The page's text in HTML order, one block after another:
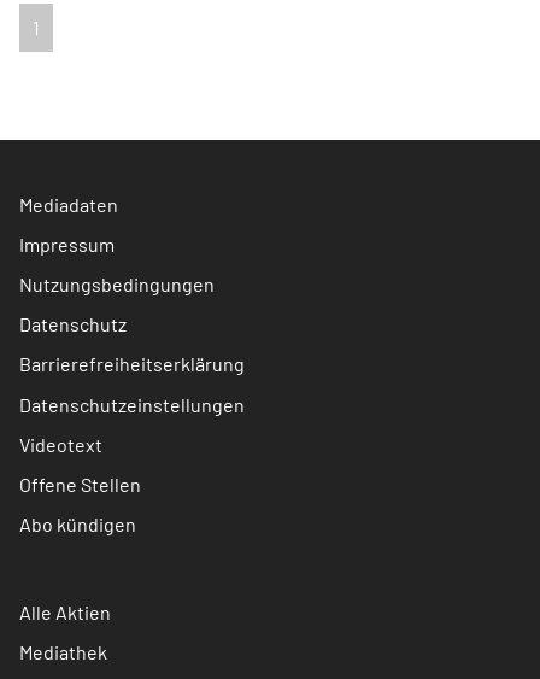
1
Mediadaten
Impressum
Nutzungsbedingungen
Datenschutz
Barrierefreiheitserklärung
Datenschutzeinstellungen
Videotext
Offene Stellen
Abo kündigen
Alle Aktien
Mediathek